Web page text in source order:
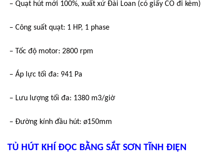
– Quạt hút mới 100%, xuất xứ Đài Loan (có giấy CO đi kèm)
– Công suất quạt: 1 HP, 1 phase
– Tốc độ motor: 2800 rpm
– Áp lực tối đa: 941 Pa
– Lưu lượng tối đa: 1380 m3/giờ
– Đường kính đầu hút: ø150mm
TỦ HÚT KHÍ ĐỘC BẰNG SẮT SƠN TĨNH ĐIỆN